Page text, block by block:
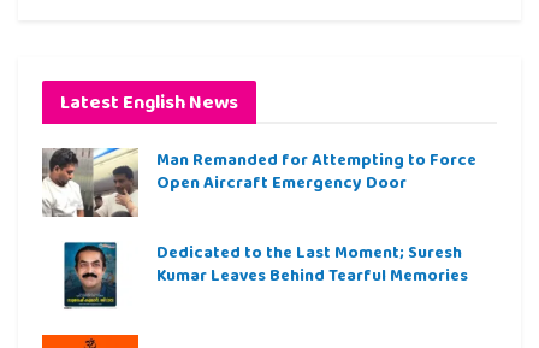
Latest English News
Man Remanded for Attempting to Force
Open Aircraft Emergency Door
Dedicated to the Last Moment; Suresh
Kumar Leaves Behind Tearful Memories